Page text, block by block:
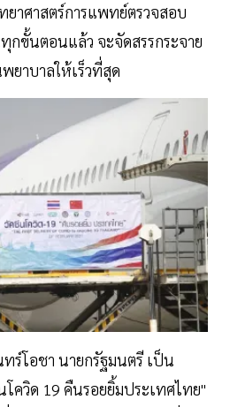
ยาศาสตร์การแพทย์ตรวจสอบ
กขั้นตอนแล้ว จะจัดสรรกระจาย
ยาบาลให้เร็วที่สุด
ร์โอชา นายกรัฐมนตรี เป็น
ควิด 19 คืนรอยยิ้มประเทศไทย"